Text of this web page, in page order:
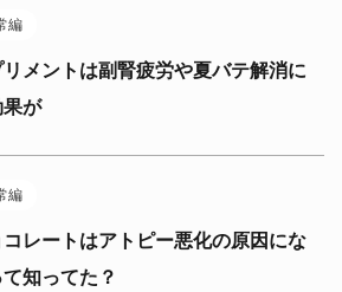
編
メントは副腎疲労や夏バテ解消に
果が
編
レートはアトピー悪化の原因にな
知ってた？